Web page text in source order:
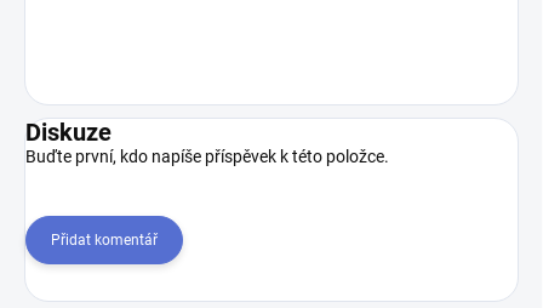
Diskuze
Buďte první, kdo napíše příspěvek k této položce.
Přidat komentář